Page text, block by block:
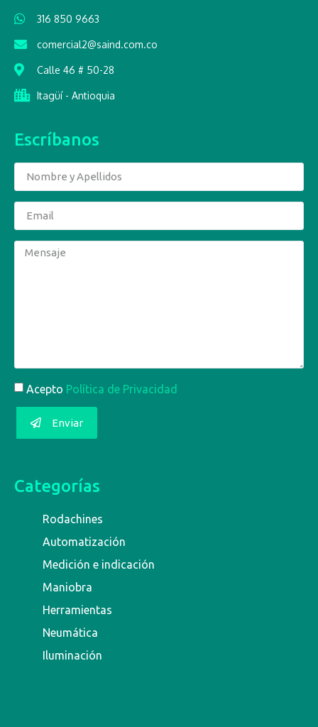
316 850 9663
comercial2@saind.com.co
Calle 46 # 50-28
Itagüí - Antioquia
Escríbanos
Acepto Política de Privacidad
Enviar
Categorías
Rodachines
Automatización
Medición e indicación
Maniobra
Herramientas
Neumática
Iluminación